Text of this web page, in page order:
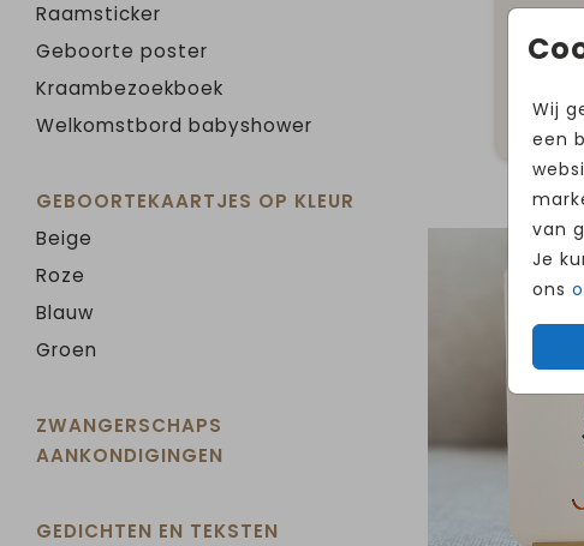
Wij
een
van
Je
ons
Raamsticker
Geboorte poster
Kraambezoekboek
Welkomstbord babyshower
GEBOORTEKAARTJES OP KLEUR
Beige
Roze
Blauw
Groen
ZWANGERSCHAPS
AANKONDIGINGEN
GEDICHTEN EN TEKSTEN